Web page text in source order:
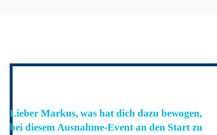
Lieber Markus, was hat dich dazu bewogen,
bei diesem Ausnahme-Event an den Start zu